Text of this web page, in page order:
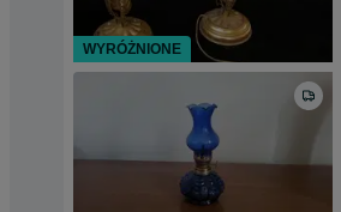
WYRÓŻNIONE